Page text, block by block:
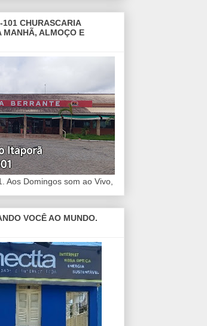
CHURASCARIA
MANHÃ, ALMOÇO E
Aos Domingos som ao Vivo,
VOCÊ AO MUNDO.